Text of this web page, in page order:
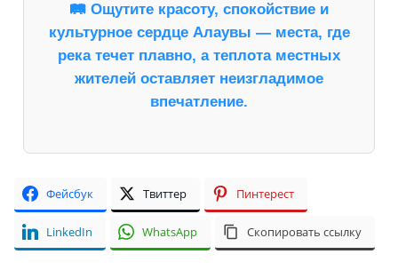
🛤️ Ощутите красоту, спокойствие и
культурное сердце Алаувы — места, где
река течет плавно, а теплота местных
жителей оставляет неизгладимое
впечатление.
Фейсбук Твиттер Пинтерест
LinkedIn WhatsApp Скопировать ссылку